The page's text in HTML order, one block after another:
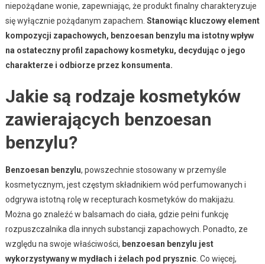
niepożądane wonie, zapewniając, że produkt finalny charakteryzuje
się wyłącznie pożądanym zapachem. Stanowiąc kluczowy element
kompozycji zapachowych, benzoesan benzylu ma istotny wpływ
na ostateczny profil zapachowy kosmetyku, decydując o jego
charakterze i odbiorze przez konsumenta.
Jakie są rodzaje kosmetyków
zawierających benzoesan
benzylu?
Benzoesan benzylu, powszechnie stosowany w przemyśle
kosmetycznym, jest częstym składnikiem wód perfumowanych i
odgrywa istotną rolę w recepturach kosmetyków do makijażu.
Można go znaleźć w balsamach do ciała, gdzie pełni funkcję
rozpuszczalnika dla innych substancji zapachowych. Ponadto, ze
względu na swoje właściwości, benzoesan benzylu jest
wykorzystywany w mydłach i żelach pod prysznic. Co więcej,